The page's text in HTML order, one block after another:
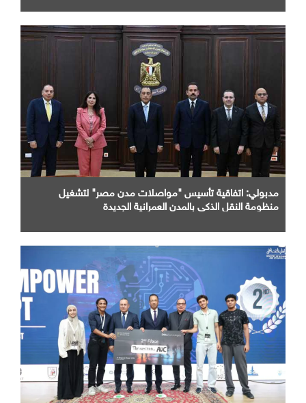
مدبولي: اتفاقية تأسيس "مواصلات مدن مصر" لتشغيل
منظومة النقل الذكي بالمدن العمرانية الجديدة